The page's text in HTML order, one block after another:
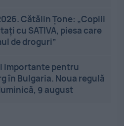
Cătălin Țone: „Copiii
cu SATIVA, piesa care
de droguri”
importante pentru
în Bulgaria. Noua regulă
9 august